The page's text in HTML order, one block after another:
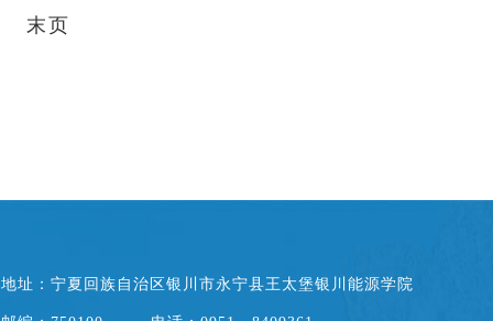
末页
地址：宁夏回族自治区银川市永宁县王太堡银川能源学院